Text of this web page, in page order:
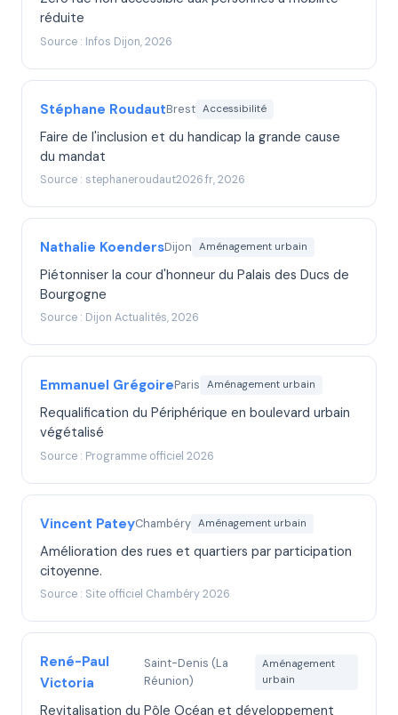
réduite
Source : Infos Dijon, 2026
Stéphane RoudautBrest Accessibilité
Faire de l'inclusion et du handicap la grande cause
du mandat
Source : stephaneroudaut2026.fr, 2026
Nathalie KoendersDijon Aménagement urbain
Piétonniser la cour d'honneur du Palais des Ducs de
Bourgogne
Source : Dijon Actualités, 2026
Emmanuel GrégoireParis Aménagement urbain
Requalification du Périphérique en boulevard urbain
végétalisé
Source : Programme officiel 2026
Vincent PateyChambéry Aménagement urbain
Amélioration des rues et quartiers par participation
citoyenne.
Source : Site officiel Chambéry 2026
René-Paul
Victoria
Saint-Denis (La
Réunion)
Aménagement
urbain
Revitalisation du Pôle Océan et développement